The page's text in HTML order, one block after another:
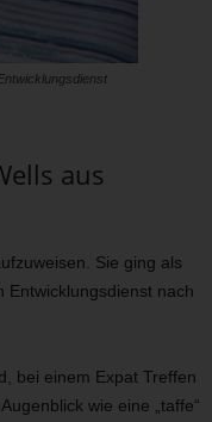
aus
Sie ging als
Entwicklungsdienst nach
bei einem Expat Treffen
wie eine „taffe“